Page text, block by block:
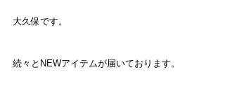
大久保です。
続々とNEWアイテムが届いております。